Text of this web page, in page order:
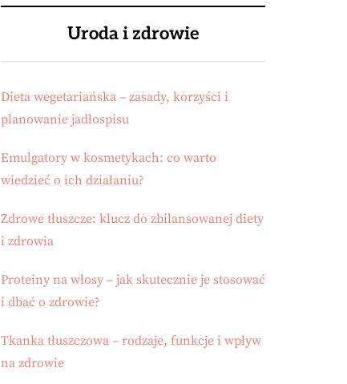
Uroda i zdrowie
Dieta wegetariańska – zasady, korzyści i
planowanie jadłospisu
Emulgatory w kosmetykach: co warto
wiedzieć o ich działaniu?
Zdrowe tłuszcze: klucz do zbilansowanej diety
i zdrowia
Proteiny na włosy – jak skutecznie je stosować
i dbać o zdrowie?
Tkanka tłuszczowa – rodzaje, funkcje i wpływ
na zdrowie